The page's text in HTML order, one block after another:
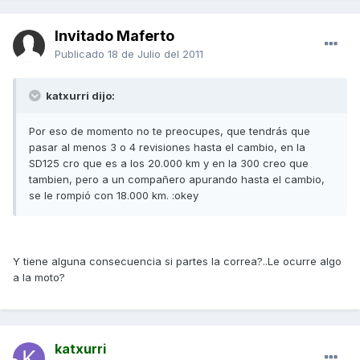
Invitado Maferto
Publicado 18 de Julio del 2011
katxurri dijo:
Por eso de momento no te preocupes, que tendrás que
pasar al menos 3 o 4 revisiones hasta el cambio, en la
SD125 cro que es a los 20.000 km y en la 300 creo que
tambien, pero a un compañero apurando hasta el cambio,
se le rompió con 18.000 km. :okey
Y tiene alguna consecuencia si partes la correa?..Le ocurre algo
a la moto?
katxurri